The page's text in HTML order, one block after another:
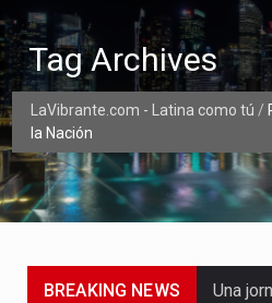
LaVibrante.com - Latina como tú /
la Nación
Tag Archives
BREAKING NEWS